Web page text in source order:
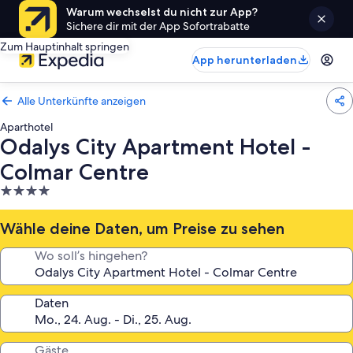
Warum wechselst du nicht zur App?
Sichere dir mit der App Sofortrabatte
Zum Hauptinhalt springen
App herunterladen
Alle Unterkünfte anzeigen
Aparthotel
Odalys City Apartment Hotel -
Colmar Centre
4.0-
Sterne-
Unterkunft
Wähle deine Daten, um Preise zu sehen
Wo soll’s hingehen?
Daten